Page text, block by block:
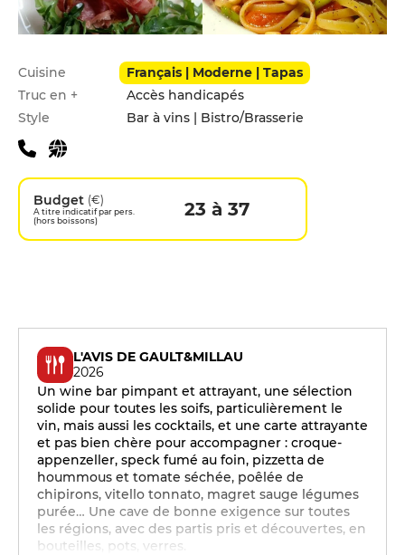
Infos pratiques
Cuisine
Français | Moderne | Tapas
Truc en +
Accès handicapés
Style
Bar à vins | Bistro/Brasserie
Budget (€)
A titre indicatif par pers.
(hors boissons)
23 à 37
L'AVIS DE GAULT&MILLAU
2026
Un wine bar pimpant et attrayant, une sélection
solide pour toutes les soifs, particulièrement le
vin, mais aussi les cocktails, et une carte attrayante
et pas bien chère pour accompagner : croque-
appenzeller, speck fumé au foin, pizzetta de
hoummous et tomate séchée, poêlée de
chipirons, vitello tonnato, magret sauge légumes
purée… Une cave de bonne exigence sur toutes
les régions, avec des partis pris et découvertes, en
bouteilles, pots, verres.